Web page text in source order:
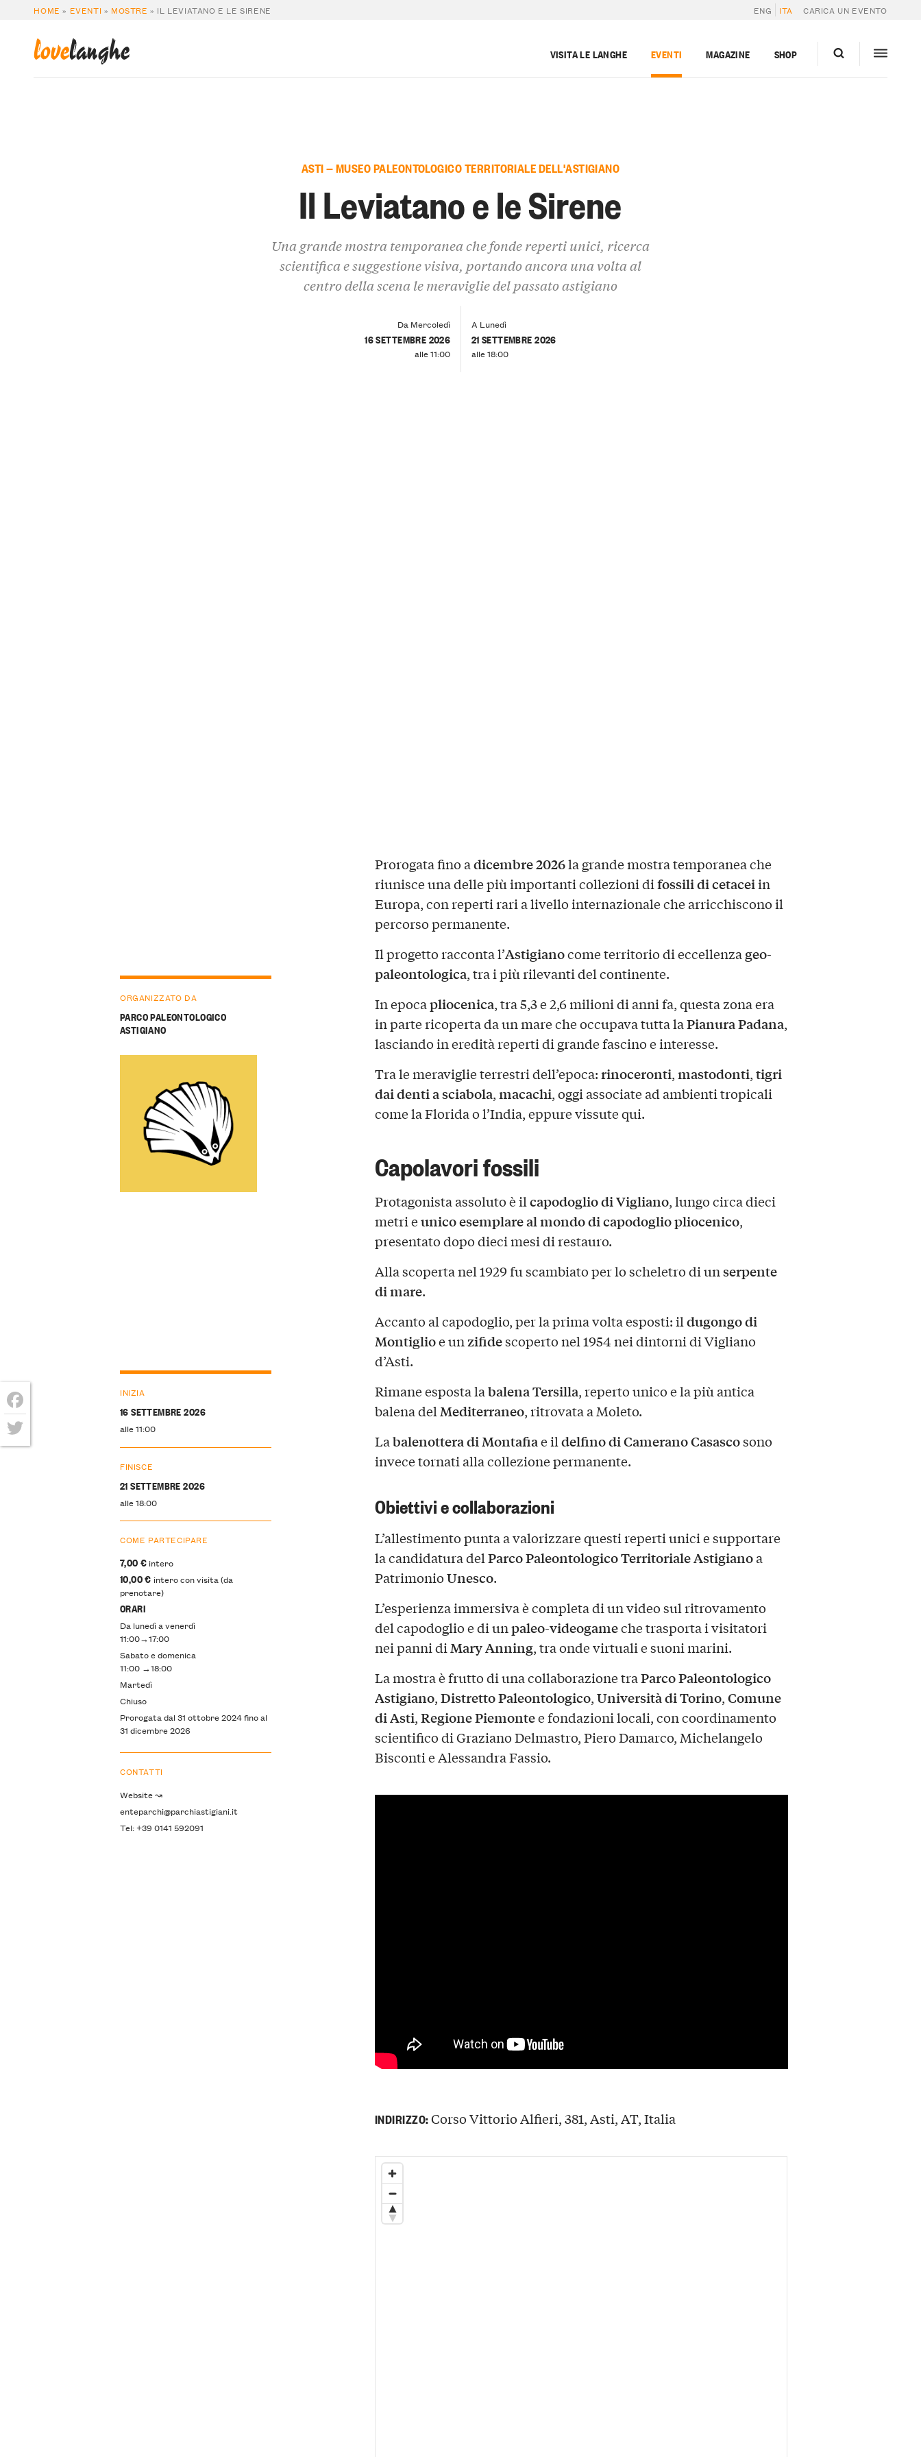
HOME » EVENTI » MOSTRE » IL LEVIATANO E LE SIRENE ENG ITA CARICA UN EVENTO
lovelanghe VISITA LE LANGHE EVENTI MAGAZINE SHOP
ASTI — MUSEO PALEONTOLOGICO TERRITORIALE DELL'ASTIGIANO
Il Leviatano e le Sirene
Una grande mostra temporanea che fonde reperti unici, ricerca
scientifica e suggestione visiva, portando ancora una volta al
centro della scena le meraviglie del passato astigiano
Da Mercoledì
16 SETTEMBRE 2026
alle 11:00
A Lunedì
21 SETTEMBRE 2026
alle 18:00
Prorogata fino adicembre 2026la grande mostra temporanea che
riunisce una delle più importanti collezioni difossili di cetaceiin
Europa, con reperti rari a livello internazionale che arricchiscono il
percorso permanente.
Il progetto racconta l’Astigianocome territorio di eccellenza geo-
paleontologica, tra i più rilevanti del continente.
In epocapliocenica, tra 5,3 e 2,6 milioni di anni fa, questa zona era
in parte ricoperta da un mare che occupava tutta laPianura Padana,
lasciando in eredità reperti di grande fascino e interesse.
Tra le meraviglie terrestri dell’epoca:rinoceronti,mastodonti,tigri
dai denti a sciabola,macachi, oggi associate ad ambienti tropicali
come la Florida o l’India, eppure vissute qui.
Capolavori fossili
Protagonista assoluto è ilcapodoglio di Vigliano, lungo circa dieci
metri eunico esemplare al mondo di capodoglio pliocenico,
presentato dopo dieci mesi di restauro.
Alla scoperta nel 1929 fu scambiato per lo scheletro di unserpente
di mare.
Accanto al capodoglio, per la prima volta esposti: ildugongo di
Montiglioe unzifidescoperto nel 1954 nei dintorni di Vigliano
d’Asti.
Rimane esposta labalena Tersilla, reperto unico e la più antica
balena delMediterraneo, ritrovata a Moleto.
Labalenottera di Montafiae ildelfino di Camerano Casascosono
invece tornati alla collezione permanente.
Obiettivi e collaborazioni
L’allestimento punta a valorizzare questi reperti unici e supportare
la candidatura delParco Paleontologico Territoriale Astigianoa
PatrimonioUnesco.
L’esperienza immersiva è completa di un video sul ritrovamento
del capodoglio e di unpaleo-videogameche trasporta i visitatori
nei panni diMary Anning, tra onde virtuali e suoni marini.
La mostra è frutto di una collaborazione traParco Paleontologico
Astigiano,Distretto Paleontologico,Università di Torino,Comune
di Asti,Regione Piemontee fondazioni locali, con coordinamento
scientifico di Graziano Delmastro, Piero Damarco, Michelangelo
Bisconti e Alessandra Fassio.
ORGANIZZATO DA
PARCO PALEONTOLOGICO
ASTIGIANO
INIZIA
16 SETTEMBRE 2026
alle 11:00
FINISCE
21 SETTEMBRE 2026
alle 18:00
COME PARTECIPARE
7,00 € intero
10,00 € intero con visita (da
prenotare)
ORARI
Da lunedì a venerdì
11:00→17:00
Sabato e domenica
11:00 →18:00
Martedì
Chiuso
Prorogata dal 31 ottobre 2024 fino al
31 dicembre 2026
CONTATTI
Website ↝
enteparchi@parchiastigiani.it
Tel: +39 0141 592091
INDIRIZZO:Corso Vittorio Alfieri, 381, Asti, AT, Italia
Facebook
Twitter